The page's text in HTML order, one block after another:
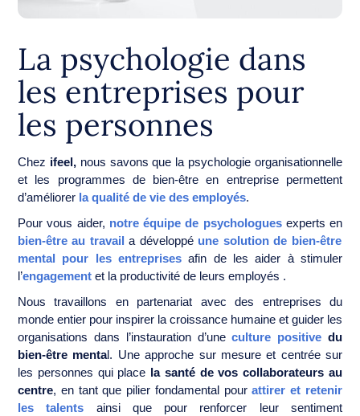
La psychologie dans
les entreprises pour
les personnes
Chez ifeel,nous savons que la psychologie organisationnelle
et les programmes de bien-être en entreprise permettent
d’améliorer la qualité de vie des employés.
Pour vous aider, notre équipe de psychologuesexperts en
bien-être au travail a développéune solution de bien-être
mental pour les entreprises afin de les aider à stimuler
l’engagement et la productivité de leurs employés .
Nous travaillons en partenariat avec des entreprises du
monde entier pour inspirer la croissance humaine et guider les
organisations dans l’instauration d’une culture positive du
bien-être mental. Une approche sur mesure et centrée sur
les personnes qui place la santé de vos collaborateurs au
centre, en tant que pilier fondamental pour attirer et retenir
les talents ainsi que pour renforcer leur sentiment